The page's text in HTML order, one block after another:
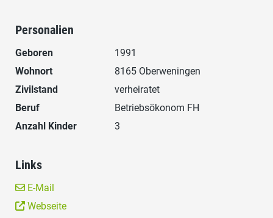
Personalien
Geboren
1991
Wohnort
8165 Oberweningen
Zivilstand
verheiratet
Beruf
Betriebsökonom FH
Anzahl Kinder
3
Links
E-Mail
Webseite